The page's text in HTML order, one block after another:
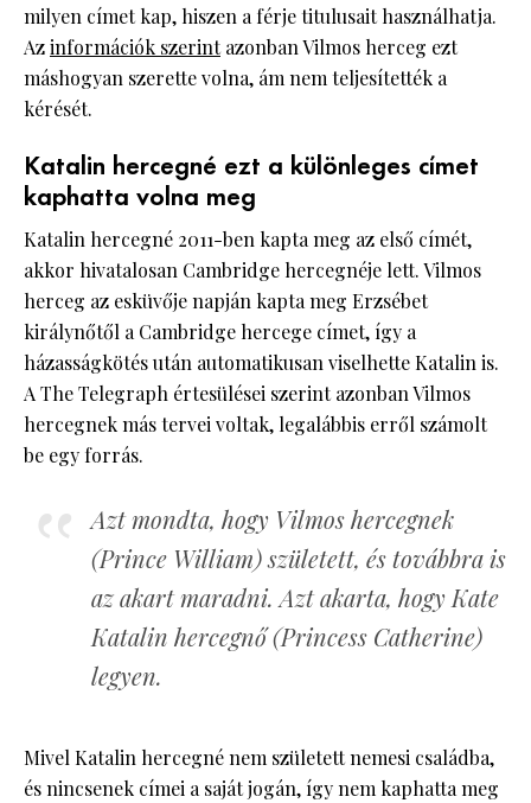
milyen címet kap, hiszen a férje titulusait használhatja.
Azinformációk szerintazonban Vilmos herceg ezt
máshogyan szerette volna, ám nem teljesítették a
kérését.
Katalin hercegné ezt a különleges címet
kaphatta volna meg
Katalin hercegné 2011-ben kapta meg az első címét,
akkor hivatalosan Cambridge hercegnéje lett. Vilmos
herceg az esküvője napján kapta meg Erzsébet
királynőtől a Cambridge hercege címet, így a
házasságkötés után automatikusan viselhette Katalin is.
A The Telegraph értesülései szerint azonban Vilmos
hercegnek más tervei voltak, legalábbis erről számolt
be egy forrás.
Azt mondta, hogy Vilmos hercegnek
(Prince William) született, és továbbra is
az akart maradni. Azt akarta, hogy Kate
Katalin hercegnő (Princess Catherine)
legyen.
Mivel Katalin hercegné nem született nemesi családba,
és nincsenek címei a saját jogán, így nem kaphatta meg